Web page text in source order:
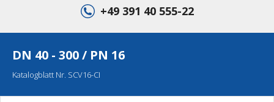
+49 391 40 555-22
DN 40 - 300 / PN 16
Katalogblatt Nr. SCV16-CI